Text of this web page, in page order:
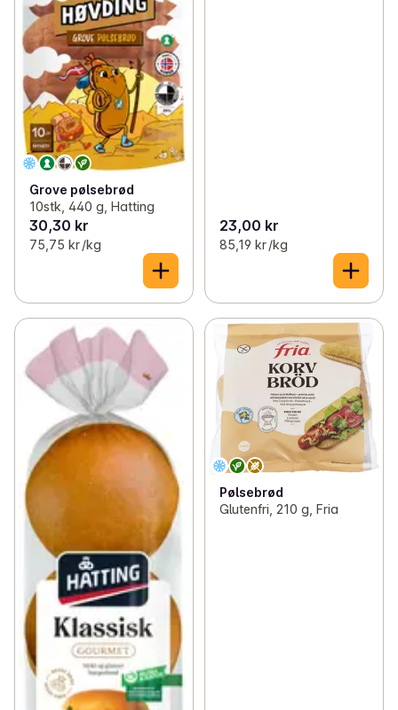
Grove pølsebrød
10stk, 440 g, Hatting
30,30 kr
75,75 kr /kg
23,00 kr
85,19 kr /kg
Pølsebrød
Glutenfri, 210 g, Fria